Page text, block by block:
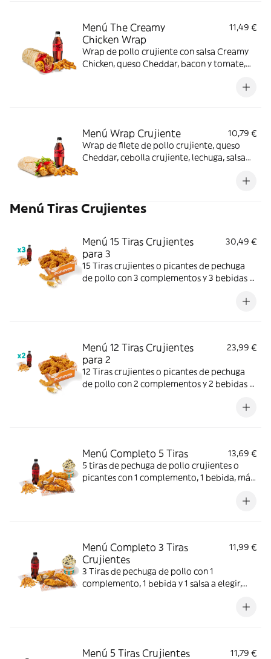
Menú The Creamy
Chicken Wrap
11,49 €
Wrap de pollo crujiente con salsa Creamy
Chicken, queso Cheddar, bacon y tomate,
Menú Wrap Crujiente
10,79 €
Wrap de filete de pollo crujiente, queso
Cheddar, cebolla crujiente, lechuga, salsa
Menú Tiras Crujientes
Menú 15 Tiras Crujientes
para 3
30,49 €
15 Tiras crujientes o picantes de pechuga
de pollo con 3 complementos y 3 bebidas a
Menú 12 Tiras Crujientes
para 2
23,99 €
12 Tiras crujientes o picantes de pechuga
de pollo con 2 complementos y 2 bebidas a
Menú Completo 5 Tiras
13,69 €
5 tiras de pechuga de pollo crujientes o
picantes con 1 complemento, 1 bebida, más
Menú Completo 3 Tiras
Crujientes
11,99 €
3 Tiras de pechuga de pollo con 1
complemento, 1 bebida y 1 salsa a elegir,
Menú 5 Tiras Crujientes
11,79 €